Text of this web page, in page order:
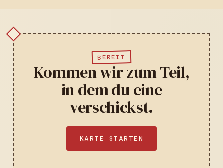
BEREIT
Kommen wir zum Teil,
in dem du eine
verschickst.
KARTE STARTEN